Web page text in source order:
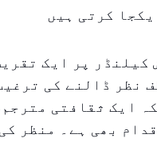
یکجا کرتی ہیں
کیلنڈر پر ایک
نظر ڈالنے کی
ایک ثقافتی
بھی ہے۔ منظر